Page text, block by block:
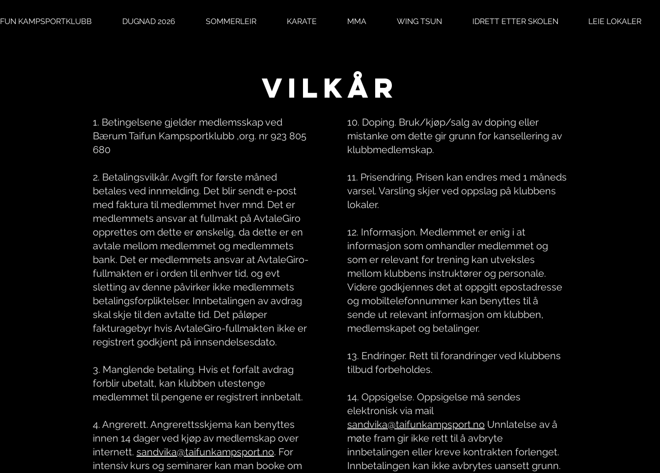
KAMPSPORTKLUBB DUGNAD 2026 SOMMERLEIR KARATE MMA WING TSUN IDRETT ETTER SKOLEN LEIE LOKALER
VILKÅR
1. Betingelsene gjelder medlemsskap ved
Bærum Taifun Kampsportklubb ,org. nr 923 805
680
2. Betalingsvilkår. Avgift for første måned
betales ved innmelding. Det blir sendt e-post
med faktura til medlemmet hver mnd. Det er
medlemmets ansvar at fullmakt på AvtaleGiro
opprettes om dette er ønskelig, da dette er en
avtale mellom medlemmet og medlemmets
bank. Det er medlemmets ansvar at AvtaleGiro-
fullmakten er i orden til enhver tid, og evt
sletting av denne påvirker ikke medlemmets
betalingsforpliktelser. Innbetalingen av avdrag
skal skje til den avtalte tid. Det påløper
fakturagebyr hvis AvtaleGiro-fullmakten ikke er
registrert godkjent på innsendelsesdato.
3. Manglende betaling. Hvis et forfalt avdrag
forblir ubetalt, kan klubben utestenge
medlemmet til pengene er registrert innbetalt.
4. Angrerett. Angrerettsskjema kan benyttes
innen 14 dager ved kjøp av medlemskap over
internett. sandvika@taifunkampsport.no. For
intensiv kurs og seminarer kan man booke om
10. Doping. Bruk/kjøp/salg av doping eller
mistanke om dette gir grunn for kansellering av
klubbmedlemskap.
11. Prisendring. Prisen kan endres med 1 måneds
varsel. Varsling skjer ved oppslag på klubbens
lokaler.
12. Informasjon. Medlemmet er enig i at
informasjon som omhandler medlemmet og
som er relevant for trening kan utveksles
mellom klubbens instruktører og personale.
Videre godkjennes det at oppgitt epostadresse
og mobiltelefonnummer kan benyttes til å
sende ut relevant informasjon om klubben,
medlemskapet og betalinger.
13. Endringer. Rett til forandringer ved klubbens
tilbud forbeholdes.
14. Oppsigelse. Oppsigelse må sendes
elektronisk via mail
sandvika@taifunkampsport.no Unnlatelse av å
møte fram gir ikke rett til å avbryte
innbetalingen eller kreve kontrakten forlenget.
Innbetalingen kan ikke avbrytes uansett grunn.